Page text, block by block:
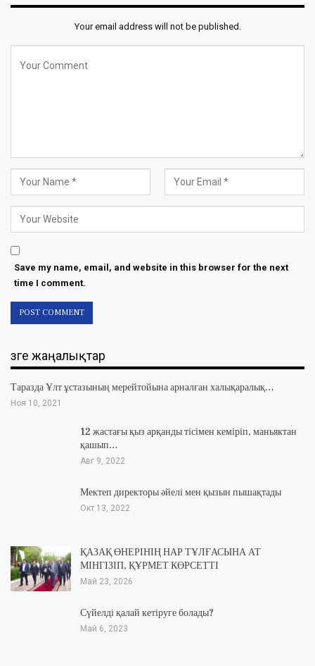
Your email address will not be published.
Save my name, email, and website in this browser for the next
time I comment.
Өзге жаңалықтар
Таразда Ұлт ұстазының мерейтойына арналған халықаралық…
Ноя 10, 2021
12 жастағы қыз арқанды тісімен кеміріп, маньяктан
қашып…
Авг 9, 2022
Мектеп директоры әйелі мен қызын пышақтады
Окт 13, 2022
ҚАЗАҚ ӨНЕРІНІҢ НАР ТҰЛҒАСЫНА АТ
МІНГІЗІП, ҚҰРМЕТ КӨРСЕТТІ
Май 23, 2026
Сүйелді қалай кетіруге болады?
Май 6, 2023